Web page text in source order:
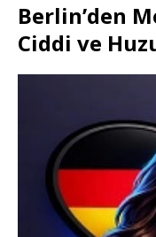
Berlin’den
Ciddi ve